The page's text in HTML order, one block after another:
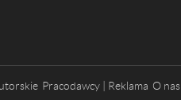
Pracodawcy | Reklama O nas